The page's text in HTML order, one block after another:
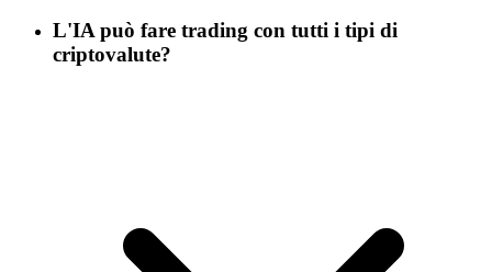
L'IA può fare trading con tutti i tipi di
criptovalute?